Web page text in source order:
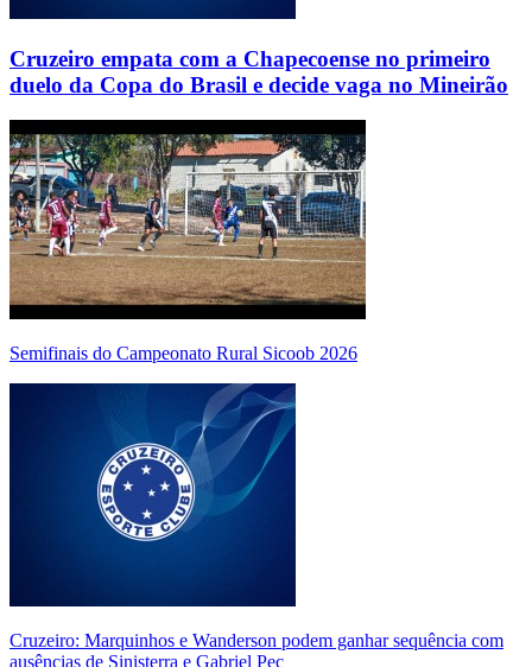
Cruzeiro empata com a Chapecoense no primeiro
duelo da Copa do Brasil e decide vaga no Mineirão
Semifinais do Campeonato Rural Sicoob 2026
Cruzeiro: Marquinhos e Wanderson podem ganhar sequência com
ausências de Sinisterra e Gabriel Pec